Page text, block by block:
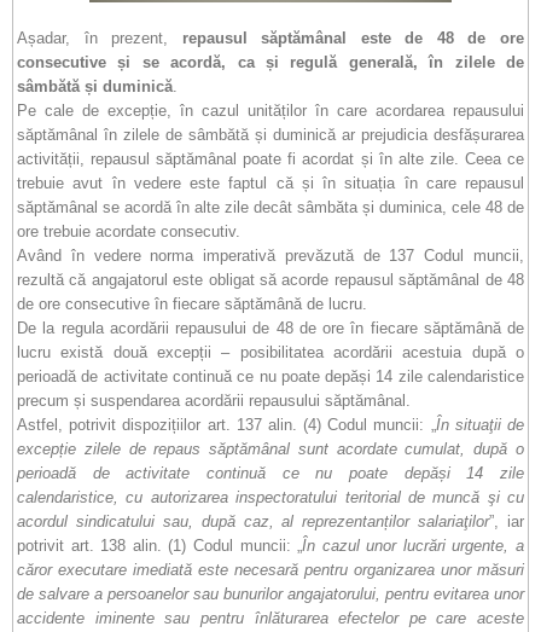
Așadar, în prezent, repausul săptămânal este de 48 de ore
consecutive și se acordă, ca și regulă generală, în zilele de
sâmbătă și duminică.
Pe cale de excepție, în cazul unităților în care acordarea repausului
săptămânal în zilele de sâmbătă și duminică ar prejudicia desfășurarea
activității, repausul săptămânal poate fi acordat și în alte zile. Ceea ce
trebuie avut în vedere este faptul că și în situația în care repausul
săptămânal se acordă în alte zile decât sâmbăta și duminica, cele 48 de
ore trebuie acordate consecutiv.
Având în vedere norma imperativă prevăzută de 137 Codul muncii,
rezultă că angajatorul este obligat să acorde repausul săptămânal de 48
de ore consecutive în fiecare săptămână de lucru.
De la regula acordării repausului de 48 de ore în fiecare săptămână de
lucru există două excepții – posibilitatea acordării acestuia după o
perioadă de activitate continuă ce nu poate depăși 14 zile calendaristice
precum și suspendarea acordării repausului săptămânal.
Astfel, potrivit dispozițiilor art. 137 alin. (4) Codul muncii: „În situaţii de
excepție zilele de repaus săptămânal sunt acordate cumulat, după o
perioadă de activitate continuă ce nu poate depăși 14 zile
calendaristice, cu autorizarea inspectoratului teritorial de muncă şi cu
acordul sindicatului sau, după caz, al reprezentanților salariaţilor”, iar
potrivit art. 138 alin. (1) Codul muncii: „În cazul unor lucrări urgente, a
căror executare imediată este necesară pentru organizarea unor măsuri
de salvare a persoanelor sau bunurilor angajatorului, pentru evitarea unor
accidente iminente sau pentru înlăturarea efectelor pe care aceste